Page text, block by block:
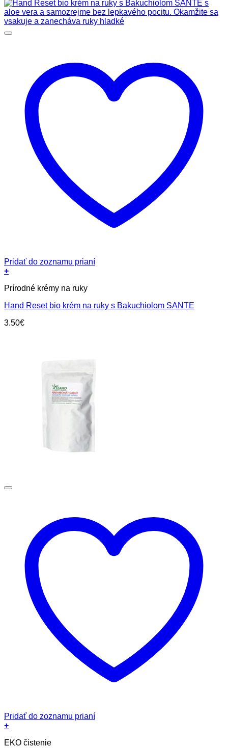
Pridať do zoznamu prianí
+
Prírodné krémy na ruky
Hand Reset bio krém na ruky s Bakuchiolom SANTE
3.50€
Pridať do zoznamu prianí
+
EKO čistenie